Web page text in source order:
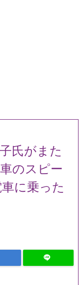
氏がまた
のスピー
に乗った